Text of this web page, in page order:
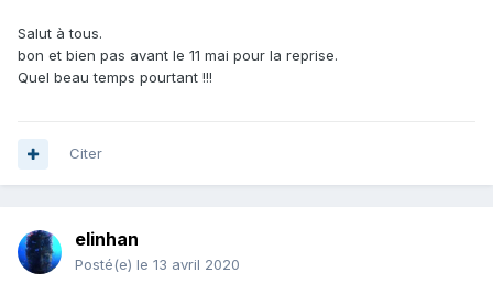
Salut à tous.
bon et bien pas avant le 11 mai pour la reprise.
Quel beau temps pourtant !!!
Citer
elinhan
Posté(e) le 13 avril 2020